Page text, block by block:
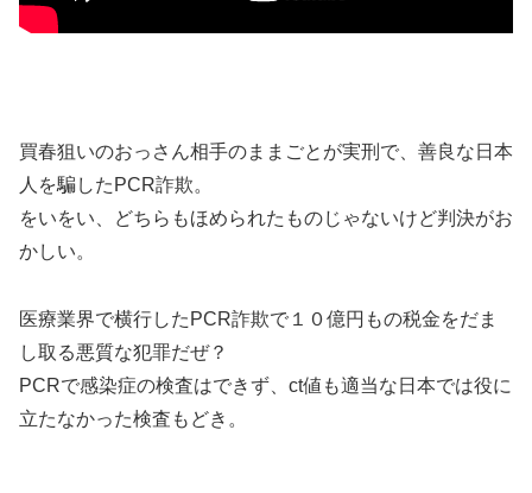
買春狙いのおっさん相手のままごとが実刑で、善良な日本
人を騙したPCR詐欺。
をいをい、どちらもほめられたものじゃないけど判決がお
かしい。
医療業界で横行したPCR詐欺で１０億円もの税金をだま
し取る悪質な犯罪だぜ？
PCRで感染症の検査はできず、ct値も適当な日本では役に
立たなかった検査もどき。